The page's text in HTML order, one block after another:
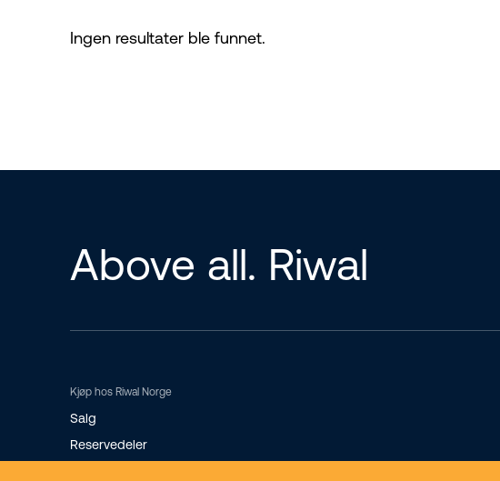
Ingen resultater ble funnet.
Above all. Riwal
Kjøp hos Riwal Norge
Salg
Reservedeler